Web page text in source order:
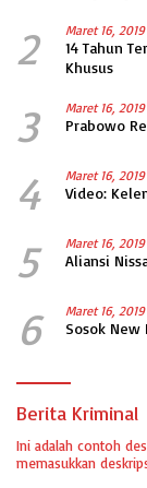
2 Maret 16, 2019
14 Tahun
Khusus
3 Maret 16, 2019
Prabowo
4 Maret 16, 2019
Video:
5 Maret 16, 2019
Aliansi
6 Maret 16, 2019
Sosok New
Berita Kriminal
Ini adalah contoh
memasukkan